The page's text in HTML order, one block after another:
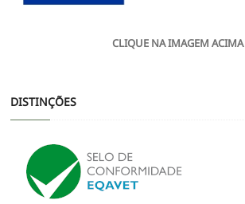
CLIQUE NA IMAGEM ACIMA
DISTINÇÕES